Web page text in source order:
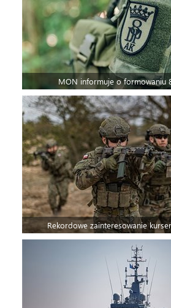
MON informuje o formowaniu
Rekordowe zainteresowanie